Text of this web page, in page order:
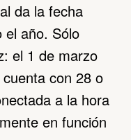
da la fecha
el año. Sólo
el 1 de marzo
con 28 o
a la hora
en función